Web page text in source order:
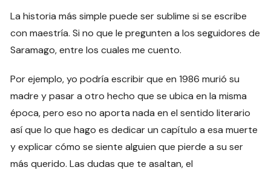
La historia más simple puede ser sublime si se escribe
con maestría. Si no que le pregunten a los seguidores de
Saramago, entre los cuales me cuento.
Por ejemplo, yo podría escribir que en 1986 murió su
madre y pasar a otro hecho que se ubica en la misma
época, pero eso no aporta nada en el sentido literario
así que lo que hago es dedicar un capítulo a esa muerte
y explicar cómo se siente alguien que pierde a su ser
más querido. Las dudas que te asaltan, el